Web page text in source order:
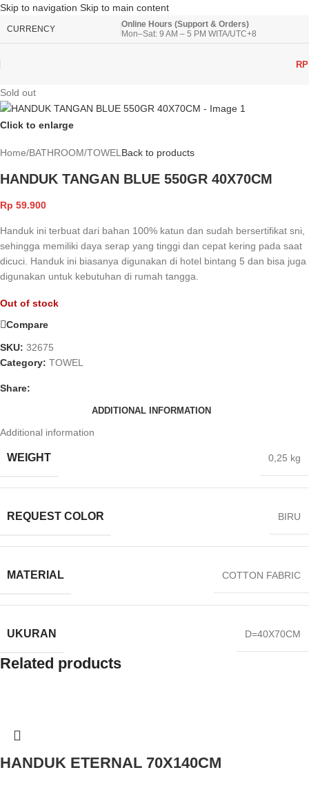
Skip to navigation Skip to main content
CURRENCY
Online Hours (Support & Orders)
Mon–Sat: 9 AM – 5 PM WITA/UTC+8
RP
Sold out
Click to enlarge
Home/BATHROOM/TOWELBack to products
HANDUK TANGAN BLUE 550GR 40X70CM
Rp 59.900
Handuk ini terbuat dari bahan 100% katun dan sudah bersertifikat sni,
sehingga memiliki daya serap yang tinggi dan cepat kering pada saat
dicuci. Handuk ini biasanya digunakan di hotel bintang 5 dan bisa juga
digunakan untuk kebutuhan di rumah tangga.
Out of stock
Compare
SKU: 32675
Category: TOWEL
Share:
ADDITIONAL INFORMATION
Additional information
WEIGHT 0,25 kg
REQUEST COLOR BIRU
MATERIAL COTTON FABRIC
UKURAN D=40X70CM
Related products
HANDUK ETERNAL 70X140CM